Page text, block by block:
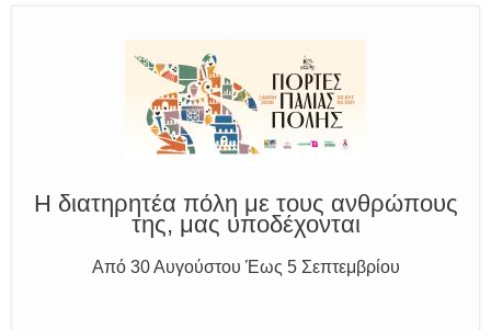
Η διατηρητέα πόλη με τους ανθρώπους
της, μας υποδέχονται